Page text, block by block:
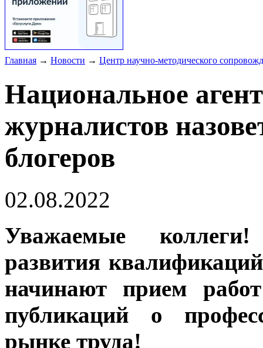
Главная → Новости → Центр научно-методического
Национальное
журналистов
блогеров
02.08.2022
Уважаемые
развития
начинают прием
публикаций о
рынке труда!